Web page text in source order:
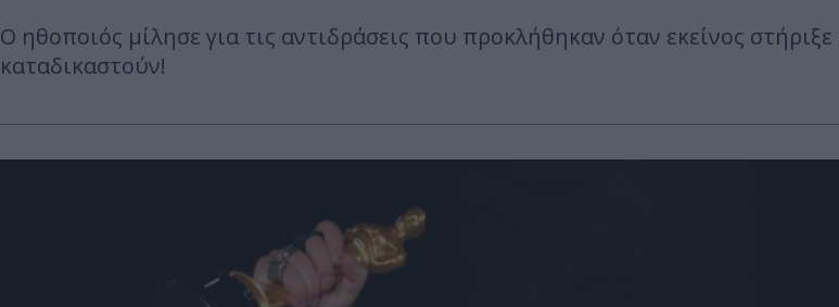
Ο ηθοποιός μίλησε για τις αντιδράσεις που προκλήθηκαν όταν εκείνος
καταδικαστούν!